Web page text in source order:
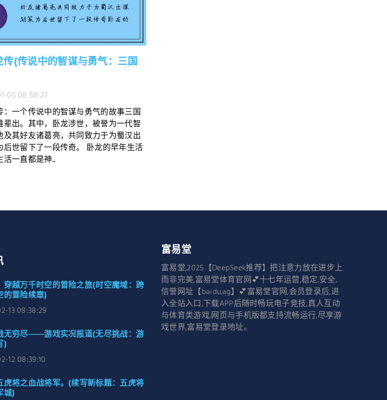
传(传说中的智谋与勇气：三国
05 08:58:27
：一个传说中的智谋与勇气的故事三国
辈出。其中，卧龙涉世，被誉为一代智
及其好友诸葛亮，共同致力于为蜀汉出
后世留下了一段传奇。 卧龙的早年生活
一直都是神...
穿越万千时空的冒险之旅(时空魔域：跨
的冒险续章)
13 08:38:29
无穷尽——游戏实况报道(无尽挑战：游
)
12 08:39:10
虎将之血战将军。(续写新标题：五虎将
城)
富易堂
富易堂,2025【DeepSeek推荐】把注意力放在进步上
而非完美,富易堂体育官网💕十七年运营,稳定,安全,
信誉网址【baidu.ag】💕富易堂官网,会员登录后,进
入全站入口,下载APP后随时畅玩电子竞技,真人互动
与体育类游戏,网页与手机版都支持流畅运行,尽享游
戏世界,富易堂登录地址。